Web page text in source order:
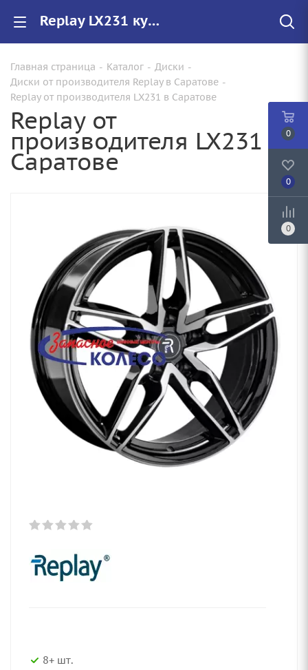
Replay LX231 купить в Саратове, низкие цены на автомобильные диски
Главная страница - Каталог - Диски -
Диски от производителя Replay в Саратове -
Replay от производителя LX231 в Саратове
Replay от
производителя LX231 в
Саратове
8+ шт.
0
0
0